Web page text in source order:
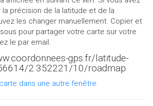
précision de la latitude et de la
les changer manuellement. Copier et
pour partager votre carte sur votre
le par email.
gps.fr/latitude-
/2.352221 /10/roadmap
dans une autre fenêtre.